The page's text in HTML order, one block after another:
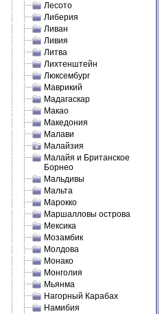
Лесото
Либерия
Ливан
Ливия
Литва
Лихтенштейн
Люксембург
Маврикий
Мадагаскар
Макао
Македония
Малави
Малайзия
Малайя и Британское
Борнео
Мальдивы
Мальта
Марокко
Маршалловы острова
Мексика
Мозамбик
Молдова
Монако
Монголия
Мьянма
Нагорный Карабах
Намибия